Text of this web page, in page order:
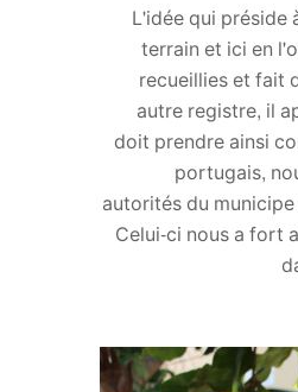
L'idée qui préside
terrain et ici en
recueillies et fait
autre registre, il
doit prendre ainsi
portugais,
autorités du
Celui-ci nous a fort